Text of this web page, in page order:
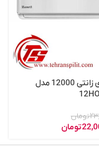
کولرگازی زانتی 12000 مدل
تومان
تومان